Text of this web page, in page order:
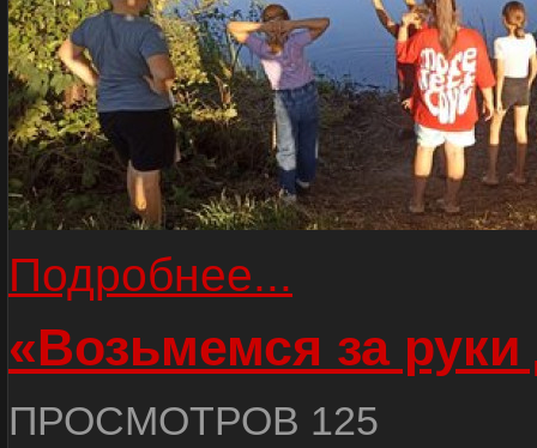
Подробнее...
«Возьмемся за руки
ПРОСМОТРОВ 125